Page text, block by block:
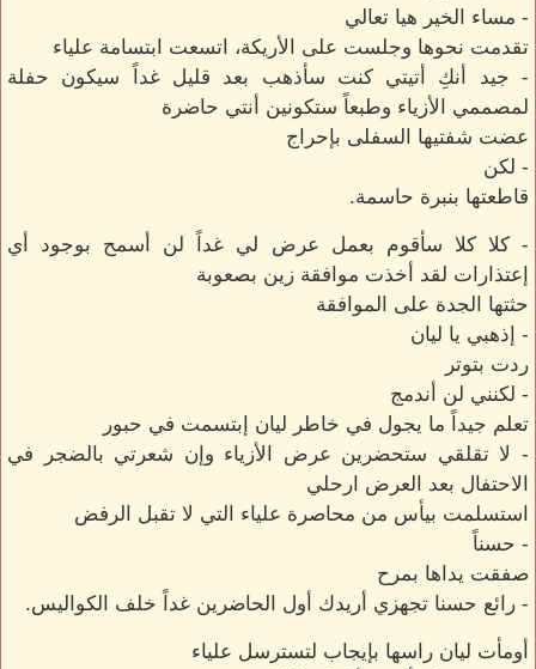
- مساء الخير هيا تعالي
تقدمت نحوها وجلست على الأريكة، اتسعت ابتسامة علياء
- جيد أنكِ أتيتي كنت سأذهب بعد قليل غداً سيكون حفلة
لمصممي الأزياء وطبعاً ستكونين أنتي حاضرة
عضت شفتيها السفلى بإحراج
- لكن
قاطعتها بنبرة حاسمة.
- كلا كلا سأقوم بعمل عرض لي غداً لن أسمح بوجود أي
إعتذارات لقد أخذت موافقة زين بصعوبة
حثتها الجدة على الموافقة
- إذهبي يا ليان
ردت بتوتر
- لكنني لن أندمج
تعلم جيداً ما يجول في خاطر ليان إبتسمت في حبور
- لا تقلقي ستحضرين عرض الأزياء وإن شعرتي بالضجر في
الاحتفال بعد العرض ارحلي
استسلمت بيأس من محاصرة علياء التي لا تقبل الرفض
- حسناً
صفقت يداها بمرح
- رائع حسنا تجهزي أريدك أول الحاضرين غداً خلف الكواليس.
أومأت ليان راسها بإيجاب لتسترسل علياء